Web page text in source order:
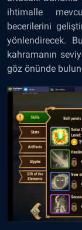
ihtimalle
becerilerini
yönlendirecek.
kahramanın
göz önünde